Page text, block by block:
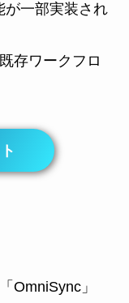
が一部実装され
存ワークフロ
OmniSync」